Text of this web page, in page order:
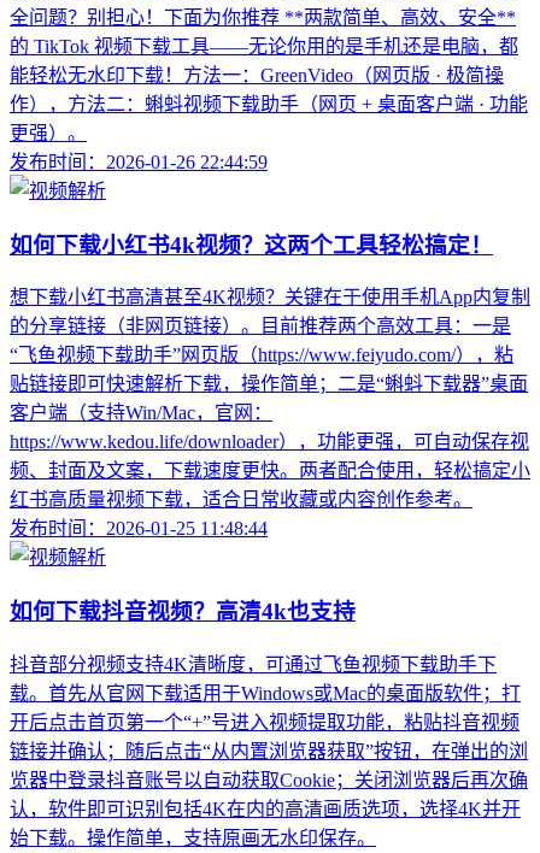
全问题？别担心！下面为你推荐 **两款简单、高效、安全**
的 TikTok 视频下载工具——无论你用的是手机还是电脑，都
能轻松无水印下载！方法一：GreenVideo（网页版 · 极简操
作），方法二：蝌蚪视频下载助手（网页 + 桌面客户端 · 功能
更强）。
发布时间：2026-01-26 22:44:59
如何下载小红书4k视频？这两个工具轻松搞定！
想下载小红书高清甚至4K视频？关键在于使用手机App内复制
的分享链接（非网页链接）。目前推荐两个高效工具：一是
“飞鱼视频下载助手”网页版（https://www.feiyudo.com/），粘
贴链接即可快速解析下载，操作简单；二是“蝌蚪下载器”桌面
客户端（支持Win/Mac，官网：
https://www.kedou.life/downloader），功能更强，可自动保存视
频、封面及文案，下载速度更快。两者配合使用，轻松搞定小
红书高质量视频下载，适合日常收藏或内容创作参考。
发布时间：2026-01-25 11:48:44
如何下载抖音视频？高清4k也支持
抖音部分视频支持4K清晰度，可通过飞鱼视频下载助手下
载。首先从官网下载适用于Windows或Mac的桌面版软件；打
开后点击首页第一个“+”号进入视频提取功能，粘贴抖音视频
链接并确认；随后点击“从内置浏览器获取”按钮，在弹出的浏
览器中登录抖音账号以自动获取Cookie；关闭浏览器后再次确
认，软件即可识别包括4K在内的高清画质选项，选择4K并开
始下载。操作简单，支持原画无水印保存。